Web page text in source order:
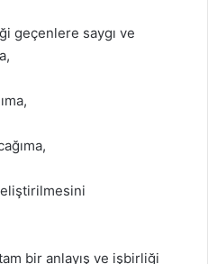
geçenlere saygı ve
bir anlayış ve işbirliği